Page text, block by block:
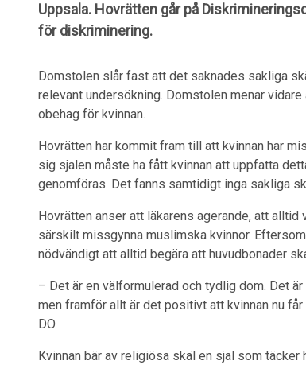
Uppsala. Hovrätten går på
för diskriminering.
Domstolen slår fast att det saknades sakliga
relevant undersökning. Domstolen menar
obehag för kvinnan.
Hovrätten har kommit fram till att kvinnan har
sig sjalen måste ha fått kvinnan att uppfatta
genomföras. Det fanns samtidigt inga sakliga
Hovrätten anser att läkarens agerande, att
särskilt missgynna muslimska kvinnor.
nödvändigt att alltid begära att huvudbonader
– Det är en välformulerad och tydlig dom. Det
men framför allt är det positivt att kvinnan nu
DO.
Kvinnan bär av religiösa skäl en sjal som